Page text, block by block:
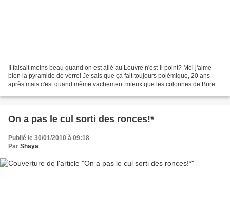
Il faisait moins beau quand on est allé au Louvre n'est-il point? Moi j'aime
bien la pyramide de verre! Je sais que ça fait toujours polémique, 20 ans
après mais c'est quand même vachement mieux que les colonnes de Buren.
On a pas le cul sorti des ronces!*
Publié le 30/01/2010 à 09:18
Par Shaya